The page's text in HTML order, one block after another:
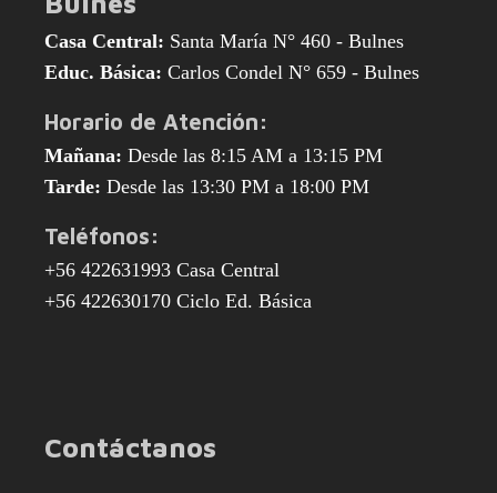
Casa Central: Santa María N° 460 - Bulnes
Educ. Básica: Carlos Condel N° 659 - Bulnes
Horario de Atención:
Mañana: Desde las 8:15 AM a 13:15 PM
Tarde: Desde las 13:30 PM a 18:00 PM
Teléfonos:
+56 422631993 Casa Central
+56 422630170 Ciclo Ed. Básica
Contáctanos